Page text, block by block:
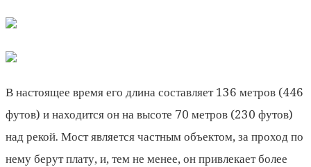
В настоящее время его длина составляет 136 метров (446
футов) и находится он на высоте 70 метров (230 футов)
над рекой. Мост является частным объектом, за проход по
нему берут плату, и, тем не менее, он привлекает более